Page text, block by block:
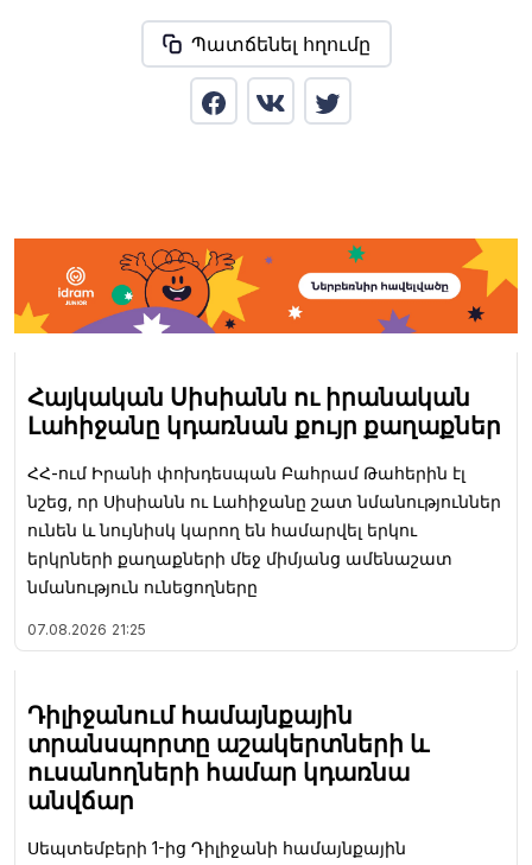
Պատճենել հղումը
Հայկական Սիսիանն ու իրանական
Լահիջանը կդառնան քույր քաղաքներ
ՀՀ-ում Իրանի փոխդեսպան Բահրամ Թահերին էլ
նշեց, որ Սիսիանն ու Լահիջանը շատ նմանություններ
ունեն և նույնիսկ կարող են համարվել երկու
երկրների քաղաքների մեջ միմյանց ամենաշատ
նմանություն ունեցողները
07.08.2026 21:25
Դիլիջանում համայնքային
տրանսպորտը աշակերտների և
ուսանողների համար կդառնա
անվճար
Սեպտեմբերի 1-ից Դիլիջանի համայնքային